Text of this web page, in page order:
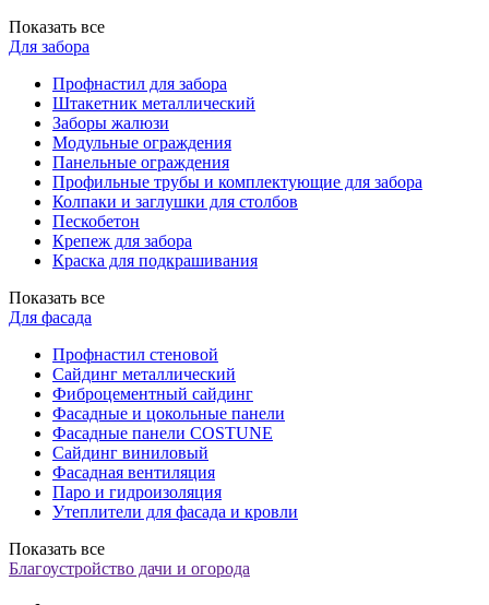
Показать все
Для забора
Профнастил для забора
Штакетник металлический
Заборы жалюзи
Модульные ограждения
Панельные ограждения
Профильные трубы и комплектующие для забора
Колпаки и заглушки для столбов
Пескобетон
Крепеж для забора
Краска для подкрашивания
Показать все
Для фасада
Профнастил стеновой
Сайдинг металлический
Фиброцементный сайдинг
Фасадные и цокольные панели
Фасадные панели COSTUNE
Сайдинг виниловый
Фасадная вентиляция
Паро и гидроизоляция
Утеплители для фасада и кровли
Показать все
Благоустройство дачи и огорода